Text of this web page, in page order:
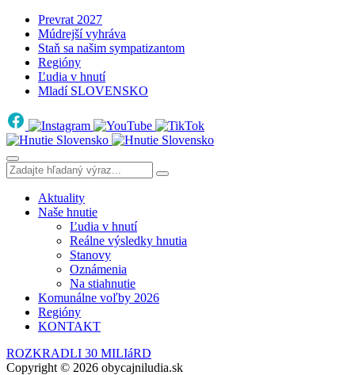
Prevrat 2027
Múdrejší vyhráva
Staň sa našim sympatizantom
Regióny
Ľudia v hnutí
Mladí SLOVENSKO
Aktuality
Naše hnutie
Ľudia v hnutí
Reálne výsledky hnutia
Stanovy
Oznámenia
Na stiahnutie
Komunálne voľby 2026
Regióny
KONTAKT
ROZKRADLI 30 MILIáRD
Copyright © 2026 obycajniludia.sk